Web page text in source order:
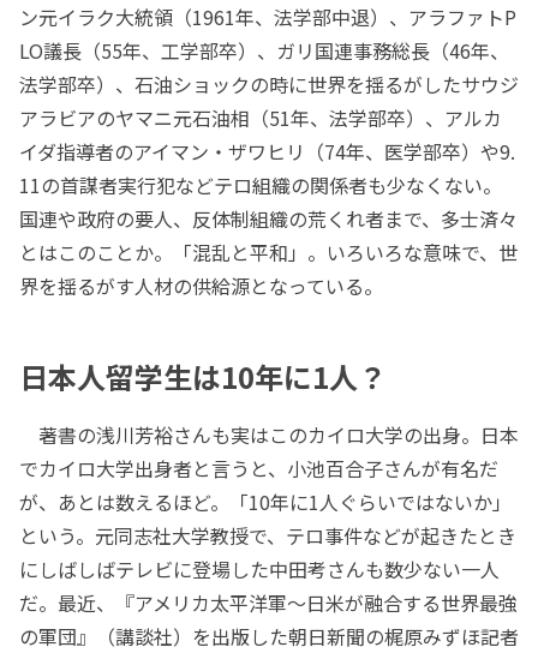
ン元イラク大統領（1961年、法学部中退）、アラファトP
LO議長（55年、工学部卒）、ガリ国連事務総長（46年、
法学部卒）、石油ショックの時に世界を揺るがしたサウジ
アラビアのヤマニ元石油相（51年、法学部卒）、アルカ
イダ指導者のアイマン・ザワヒリ（74年、医学部卒）や9.
11の首謀者実行犯などテロ組織の関係者も少なくない。
国連や政府の要人、反体制組織の荒くれ者まで、多士済々
とはこのことか。「混乱と平和」。いろいろな意味で、世
界を揺るがす人材の供給源となっている。
日本人留学生は10年に1人？
著書の浅川芳裕さんも実はこのカイロ大学の出身。日本
でカイロ大学出身者と言うと、小池百合子さんが有名だ
が、あとは数えるほど。「10年に1人ぐらいではないか」
という。元同志社大学教授で、テロ事件などが起きたとき
にしばしばテレビに登場した中田考さんも数少ない一人
だ。最近、『アメリカ太平洋軍～日米が融合する世界最強
の軍団』（講談社）を出版した朝日新聞の梶原みずほ記者